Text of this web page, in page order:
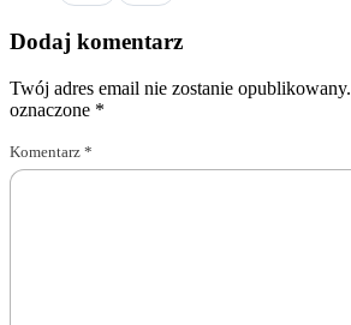
Dodaj komentarz
Twój adres email nie zostanie opublikowany.
oznaczone *
Komentarz *